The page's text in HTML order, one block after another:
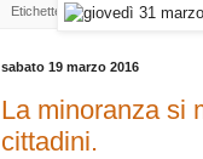
Etichette:acli,antenna,
sabato 19 marzo 2016
La minoranza si
cittadini.